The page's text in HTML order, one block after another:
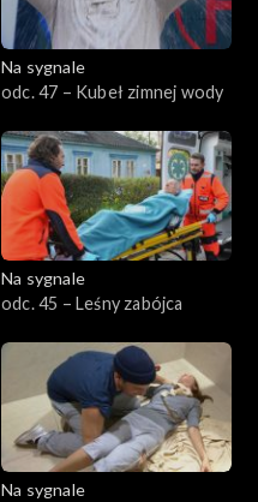
Na sygnale
odc. 47 – Kubeł zimnej wody
Na sygnale
odc. 45 – Leśny zabójca
Na sygnale